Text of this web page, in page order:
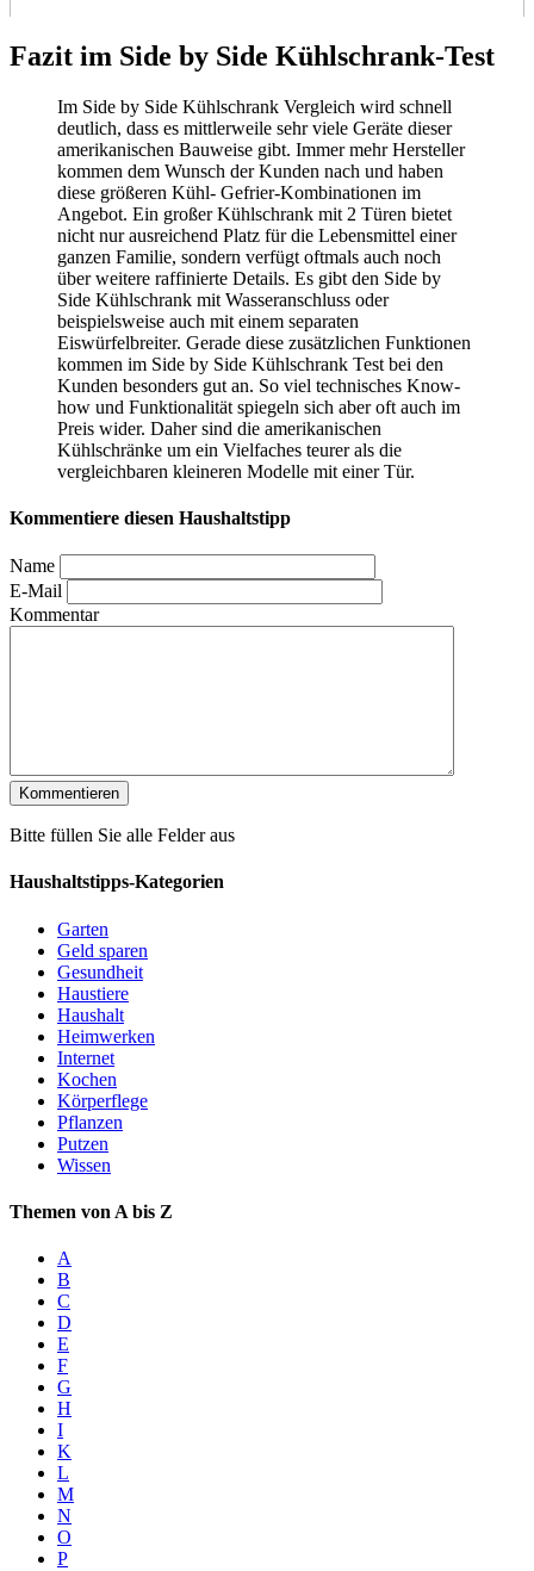
Fazit im Side by Side Kühlschrank-Test
Im Side by Side Kühlschrank Vergleich wird schnell
deutlich, dass es mittlerweile sehr viele Geräte dieser
amerikanischen Bauweise gibt. Immer mehr Hersteller
kommen dem Wunsch der Kunden nach und haben
diese größeren Kühl- Gefrier-Kombinationen im
Angebot. Ein großer Kühlschrank mit 2 Türen bietet
nicht nur ausreichend Platz für die Lebensmittel einer
ganzen Familie, sondern verfügt oftmals auch noch
über weitere raffinierte Details. Es gibt den Side by
Side Kühlschrank mit Wasseranschluss oder
beispielsweise auch mit einem separaten
Eiswürfelbreiter. Gerade diese zusätzlichen Funktionen
kommen im Side by Side Kühlschrank Test bei den
Kunden besonders gut an. So viel technisches Know-
how und Funktionalität spiegeln sich aber oft auch im
Preis wider. Daher sind die amerikanischen
Kühlschränke um ein Vielfaches teurer als die
vergleichbaren kleineren Modelle mit einer Tür.
Kommentiere diesen Haushaltstipp
Name
E-Mail
Kommentar
Bitte füllen Sie alle Felder aus
Haushaltstipps-Kategorien
Garten
Geld sparen
Gesundheit
Haustiere
Haushalt
Heimwerken
Internet
Kochen
Körperflege
Pflanzen
Putzen
Wissen
Themen von A bis Z
A
B
C
D
E
F
G
H
I
K
L
M
N
O
P